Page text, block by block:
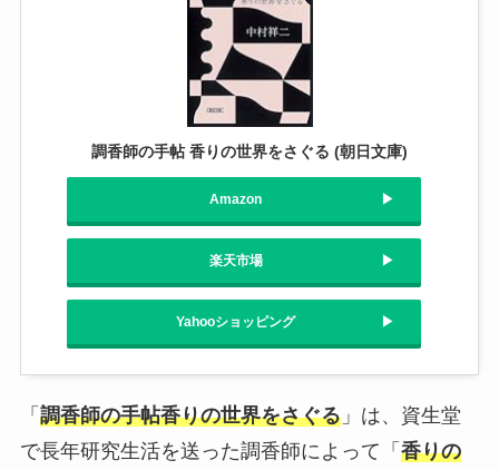
調香師の手帖 香りの世界をさぐる (朝日文庫)
Amazon
楽天市場
Yahooショッピング
「 調香師の手帖香りの世界をさぐる」は、資生堂
で長年研究生活を送った調香師によって「 香りの